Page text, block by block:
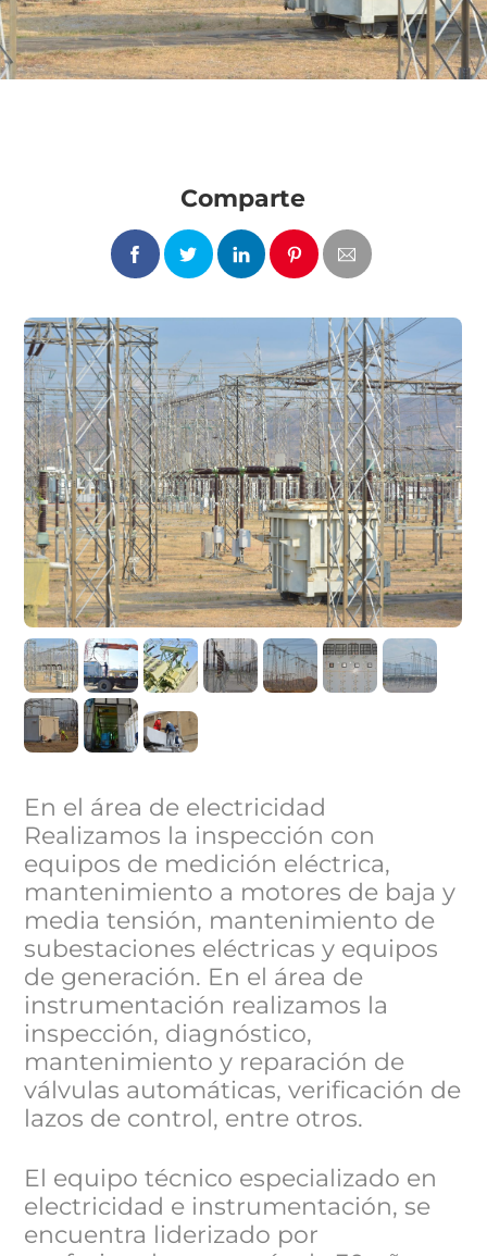
Comparte
En el área de electricidad
Realizamos la inspección con
equipos de medición eléctrica,
mantenimiento a motores de baja y
media tensión, mantenimiento de
subestaciones eléctricas y equipos
de generación. En el área de
instrumentación realizamos la
inspección, diagnóstico,
mantenimiento y reparación de
válvulas automáticas, verificación de
lazos de control, entre otros.
El equipo técnico especializado en
electricidad e instrumentación, se
encuentra liderizado por